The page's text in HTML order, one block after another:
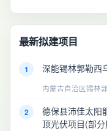
最新拟建项目
1 深能锡林郭勒西
内蒙古自治区锡林
2
德保县沛佳太阳
顶光伏项目(部